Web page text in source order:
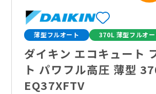
薄型フルオート 370L 薄型フルオー
ダイキン エコキュート
ト パワフル高圧 薄型
EQ37XFTV